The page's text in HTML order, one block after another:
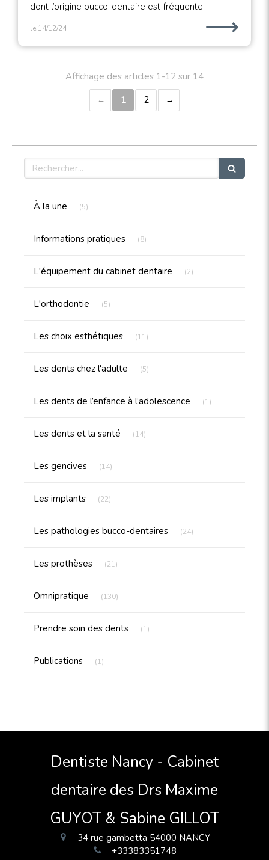
dont l’origine bucco-dentaire est fréquente.
le 14/12/24 ⟶
Affichage des articles 1-12 sur 14
1
2
Rechercher
À la une (5)
Informations pratiques (8)
L'équipement du cabinet dentaire (2)
L'orthodontie (5)
Les choix esthétiques (11)
Les dents chez l'adulte (5)
Les dents de l’enfance à l’adolescence (1)
Les dents et la santé (14)
Les gencives (14)
Les implants (22)
Les pathologies bucco-dentaires (24)
Les prothèses (21)
Omnipratique (130)
Prendre soin des dents (1)
Publications (1)
Dentiste Nancy - Cabinet
dentaire des Drs Maxime
GUYOT & Sabine GILLOT
34 rue gambetta 54000 NANCY
+33383351748